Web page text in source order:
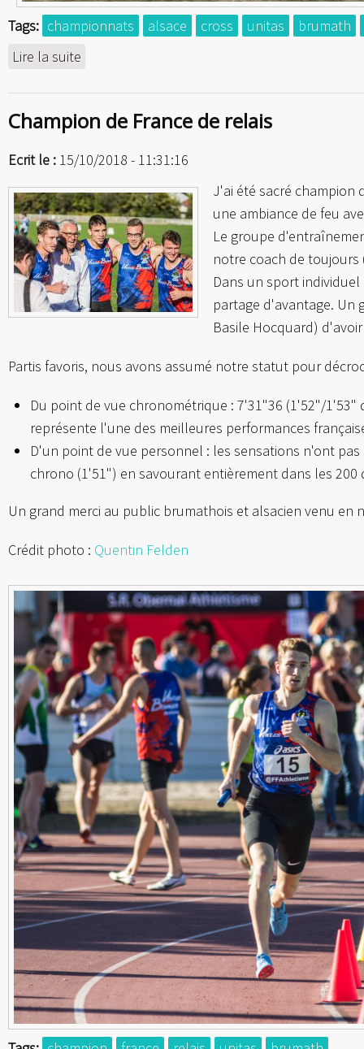
Tags: championnats alsace cross unitas
brumath
Lire la suite
Champion de France de relais
Ecrit le : 15/10/2018 - 11:31:16
J'ai été sacré champion
une ambiance de feu
Le groupe
notre coach de
Dans un sport
partage d'avantage. Un
Basile Hocquard)
Partis favoris, nous avons assumé notre statut pour
Du point de vue chronométrique : 7'31"36 (1'52"/
représente l'une des meilleures performances
D'un point de vue personnel : les sensations n'ont
chrono (1'51") en savourant entièrement dans les 200
Un grand merci au public brumathois et alsacien venu en
Crédit photo : Quentin Felden